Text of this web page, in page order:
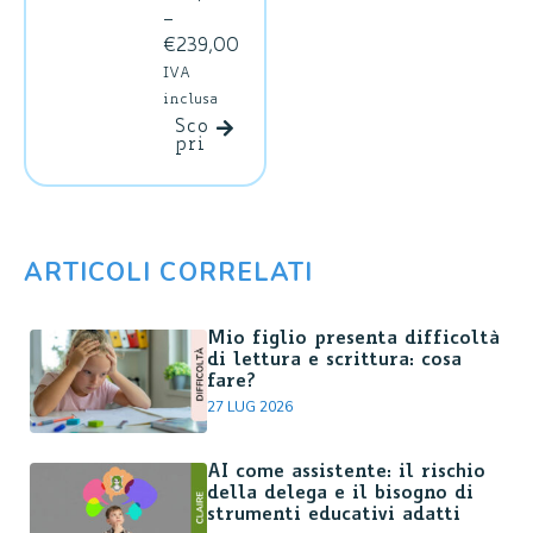
scuola
primaria
e licenze
d'uso
della
durata
da 1 a 5
anni. È
Geco
compren
de anche
l'accesso
alla
Libreria
opzione
raccoma
aiuta i
ragazzi
con DSA
e gli
studenti
con
compren
testo,
scrittura
e
organizz
dello
studioa
studiare,
–
€239,00
IVA
inclusa
Sco
pri
ARTICOLI CORRELATI
Mio figlio presenta difficoltà
di lettura e scrittura: cosa
fare?
27 LUG 2026
AI come assistente: il rischio
della delega e il bisogno di
strumenti educativi adatti